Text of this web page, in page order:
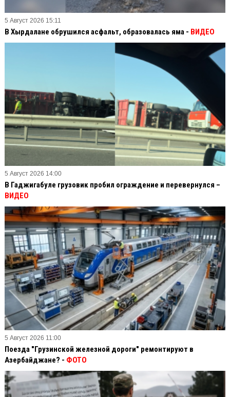
5 Август 2026 15:11
В Хырдалане обрушился асфальт, образовалась яма - ВИДЕО
5 Август 2026 14:00
В Гаджигабуле грузовик пробил ограждение и перевернулся –
ВИДЕО
5 Август 2026 11:00
Поезда "Грузинской железной дороги" ремонтируют в
Азербайджане? - ФОТО